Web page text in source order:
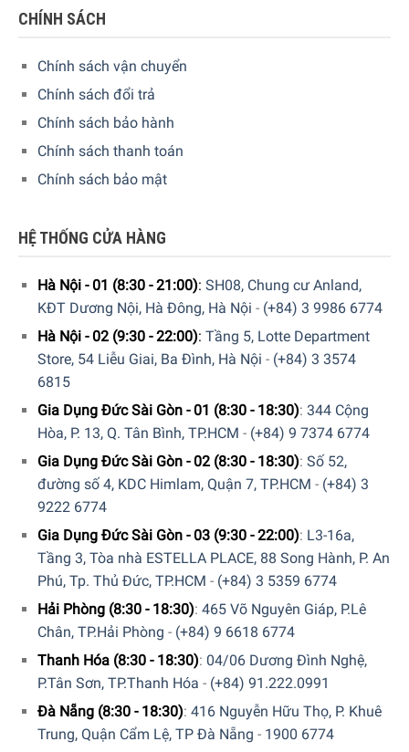
thay thế bộ lọc hoặc bộ phận làm ẩm. Nếu bộ lọc hoặc
không còn hoạt động để tránh hoạt động không hiệu quả.
Màn hình số với cảm biến thông minh
Màn hình số hiển thị rõ ràng độ ẩm và nhiệt độ không khí
trong nhà, được đo chính xác bằng cảm biến thông minh.
Nếu Philips HU5930/10 phát hiện bể chứa nước rỗng, đèn
LED mực nước thấp sẽ thông báo cho bạn rằng bạn cần
thêm nước kịp thời.
Cài đặt hẹn giờ kỹ thuật số 1 – 8 giờ và chế độ ban đêm
Màn hình cảm ứng kỹ thuật số cura Philips HU5930/10
cho phép cài đặt hẹn giờ đơn giản từ 1 đến 8 giờ và đảm
bảo hoạt động không phức tạp. Màn hình LED có thể được
tắt nếu cần thiết để bạn có thể ngủ ngon vào ban đêm.
CHÍNH SÁCH
Chính sách vận chuyển
Chính sách đổi trả
Chính sách bảo hành
Chính sách thanh toán
Chính sách bảo mật
HỆ THỐNG CỬA HÀNG
Hà Nội - 01 (8:30 - 21:00): SH08, Chung cư Anland,
KĐT Dương Nội, Hà Đông, Hà Nội - (+84) 3 9986 6774
Hà Nội - 02 (9:30 - 22:00): Tầng 5, Lotte Department
Store, 54 Liễu Giai, Ba Đình, Hà Nội - (+84) 3 3574
6815
Gia Dụng Đức Sài Gòn - 01 (8:30 - 18:30): 344 Cộng
Hòa, P. 13, Q. Tân Bình, TP.HCM - (+84) 9 7374 6774
Gia Dụng Đức Sài Gòn - 02 (8:30 - 18:30): Số 52,
đường số 4, KDC Himlam, Quận 7, TP.HCM - (+84) 3
9222 6774
Gia Dụng Đức Sài Gòn - 03 (9:30 - 22:00): L3-16a,
Tầng 3, Tòa nhà ESTELLA PLACE, 88 Song Hành, P. An
Phú, Tp. Thủ Đức, TP.HCM - (+84) 3 5359 6774
Hải Phòng (8:30 - 18:30): 465 Võ Nguyên Giáp, P.Lê
Chân, TP.Hải Phòng - (+84) 9 6618 6774
Thanh Hóa (8:30 - 18:30): 04/06 Dương Đình Nghệ,
P.Tân Sơn, TP.Thanh Hóa - (+84) 91.222.0991
Đà Nẵng (8:30 - 18:30): 416 Nguyễn Hữu Thọ, P. Khuê
Trung, Quận Cẩm Lệ, TP Đà Nẵng - 1900 6774